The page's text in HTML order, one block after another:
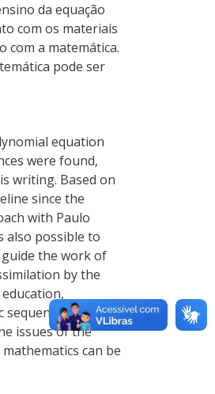
da equação
com os materiais
com a matemática.
pode ser
equation
were found,
writing. Based on
since the
with Paulo
also possible to
guide the work of
by the
sequence in
issues of the
can be